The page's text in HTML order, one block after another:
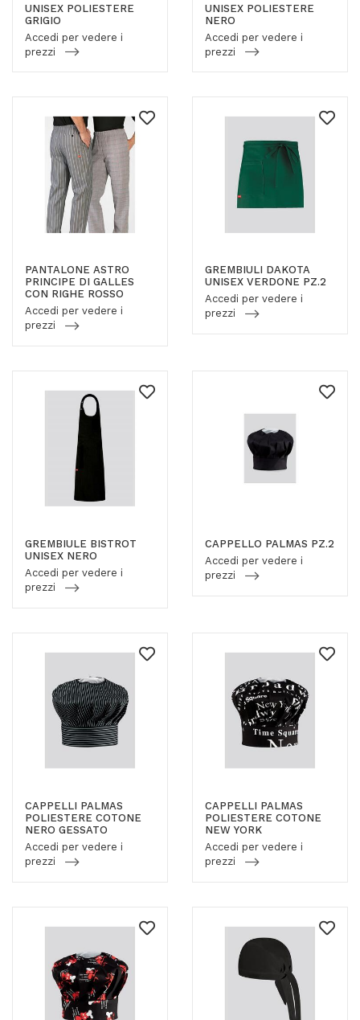
UNISEX POLIESTERE
GRIGIO
Accedi per vedere i
prezzi
UNISEX POLIESTERE
NERO
Accedi per vedere i
prezzi
PANTALONE ASTRO
PRINCIPE DI GALLES
CON RIGHE ROSSO
Accedi per vedere i
prezzi
GREMBIULI DAKOTA
UNISEX VERDONE PZ.2
Accedi per vedere i
prezzi
GREMBIULE BISTROT
UNISEX NERO
Accedi per vedere i
prezzi
CAPPELLO PALMAS PZ.2
Accedi per vedere i
prezzi
CAPPELLI PALMAS
POLIESTERE COTONE
NERO GESSATO
Accedi per vedere i
prezzi
CAPPELLI PALMAS
POLIESTERE COTONE
NEW YORK
Accedi per vedere i
prezzi